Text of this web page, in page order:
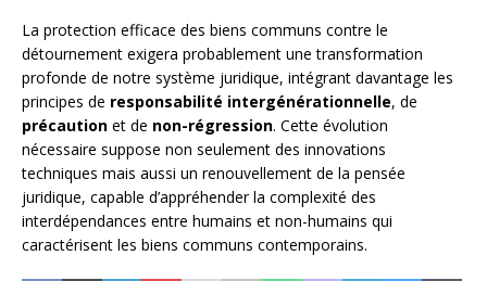
La protection efficace des biens communs contre le
détournement exigera probablement une transformation
profonde de notre système juridique, intégrant davantage les
principes de responsabilité intergénérationnelle, de
précaution et de non-régression. Cette évolution
nécessaire suppose non seulement des innovations
techniques mais aussi un renouvellement de la pensée
juridique, capable d’appréhender la complexité des
interdépendances entre humains et non-humains qui
caractérisent les biens communs contemporains.